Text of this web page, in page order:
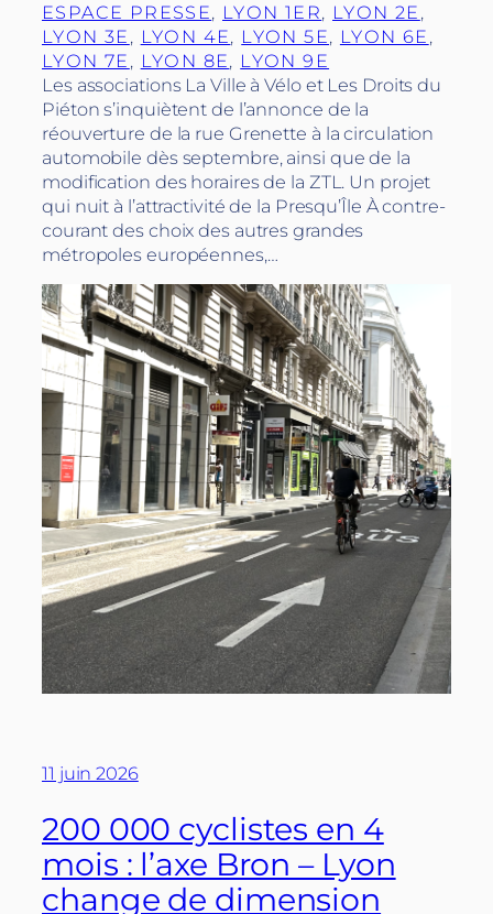
ESPACE PRESSE, LYON 1ER, LYON 2E
LYON 3E , LYON 4E, LYON 5E, LYON 6E
LYON 7E , LYON 8E, LYON 9E
Les associations La Ville à Vélo et Les Droits du
Piéton s’inquiètent de l’annonce de la
réouverture de la rue Grenette à la circulation
automobile dès septembre, ainsi que de la
modification des horaires de la ZTL. Un projet
qui nuit à l’attractivité de la Presqu’Île À contre-
courant des choix des autres grandes
métropoles européennes,…
11 juin 2026
200 000 cyclistes en 4
mois : l’axe Bron – Lyon
change de dimension